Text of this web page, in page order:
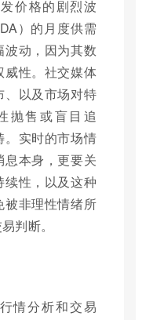
价格的剧烈波
）的月度供需
动，因为其数
威性。社交媒体
、以及市场对特
抛售或盲目追
。实时的市场情
本身，更要关
性，以及这种
被非理性情绪所
判断。
情分析和交易